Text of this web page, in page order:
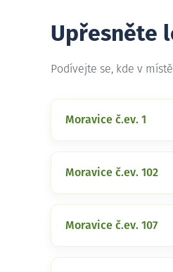
Upřesněte
Podívejte se, kde v
Moravice č.ev. 1
Moravice č.ev. 102
Moravice č.ev. 107